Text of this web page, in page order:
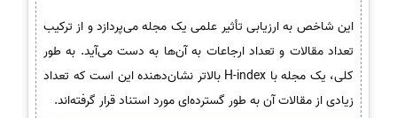
این شاخص به ارزیابی تأثیر علمی یک مجله می‌پردازد و از ترکیب
تعداد مقالات و تعداد ارجاعات به آن‌ها به دست می‌آید. به طور
کلی، یک مجله با H-index بالاتر نشان‌دهنده این است که تعداد
زیادی از مقالات آن به طور گسترده‌ای مورد استناد قرار گرفته‌اند.